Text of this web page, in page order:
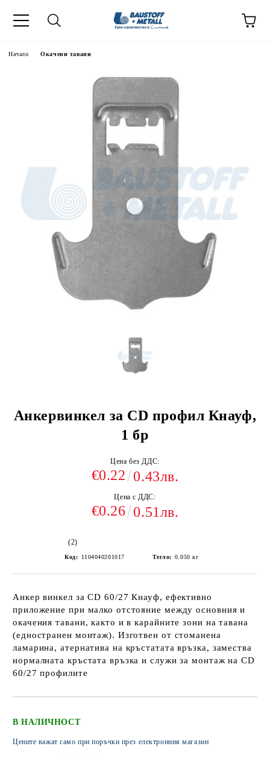
Начало Окачени тавани
Анкервинкел за CD профил Кнауф,
1 бр
Цена без ДДС:
€0.22 0.43лв.
Цена с ДДС:
€0.26 0.51лв.
(2)
Код: 1104040201017 Тегло: 0.050 кг
Анкер винкел за CD 60/27 Кнауф, ефективно
приложение при малко отстояние между основния и
окачения тавани, както и в карайните зони на тавана
(едностранен монтаж). Изготвен от стоманена
ламарина, атернатива на кръстатата връзка, замества
нормалната кръстата връзка и служи за монтаж на CD
60/27 профилите
В НАЛИЧНОСТ
Цените важат само при поръчки през електронния магазин